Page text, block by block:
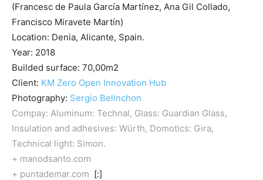
(Francesc de Paula García Martínez, Ana Gil Collado,
Francisco Miravete Martín)
Location: Denia, Alicante, Spain.
Year: 2018
Builded surface: 70,00m2
Client: KM Zero Open Innovation Hub
Photography: Sergio Belinchon
Compay: Aluminum: Technal, Glass: Guardian Glass,
Insulation and adhesives: Würth, Domotics: Gira,
Technical light: Simon.
+ manodsanto.com
+ puntademar.com [:]